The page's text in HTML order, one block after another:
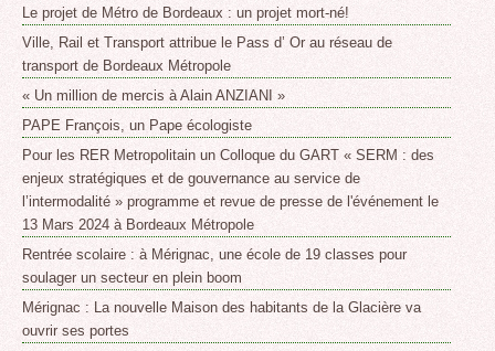
Le projet de Métro de Bordeaux : un projet mort-né!
Ville, Rail et Transport attribue le Pass d’ Or au réseau de
transport de Bordeaux Métropole
« Un million de mercis à Alain ANZIANI »
PAPE François, un Pape écologiste
Pour les RER Metropolitain un Colloque du GART « SERM : des
enjeux stratégiques et de gouvernance au service de
l’intermodalité » programme et revue de presse de l'événement le
13 Mars 2024 à Bordeaux Métropole
Rentrée scolaire : à Mérignac, une école de 19 classes pour
soulager un secteur en plein boom
Mérignac : La nouvelle Maison des habitants de la Glacière va
ouvrir ses portes